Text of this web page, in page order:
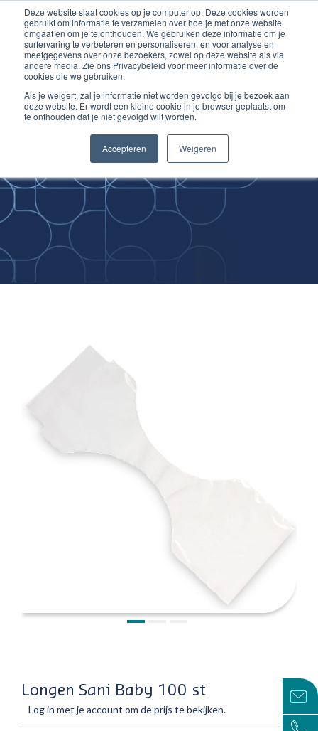
Deze website slaat cookies op je computer op. Deze cookies worden
gebruikt om informatie te verzamelen over hoe je met onze website
omgaat en om je te onthouden. We gebruiken deze informatie om je
surfervaring te verbeteren en personaliseren, en voor analyse en
meetgegevens over onze bezoekers, zowel op deze website als via
andere media. Zie ons Privacybeleid voor meer informatie over de
cookies die we gebruiken.
Als je weigert, zal je informatie niet worden gevolgd bij je bezoek aan
deze website. Er wordt een kleine cookie in je browser geplaatst om
te onthouden dat je niet gevolgd wilt worden.
Accepteren Weigeren
Inloggen account
Ga
naar
de
inhoud
Improving
Medical Skills
Longen Sani Baby 100 st
Log in met je account om de prijs te bekijken.